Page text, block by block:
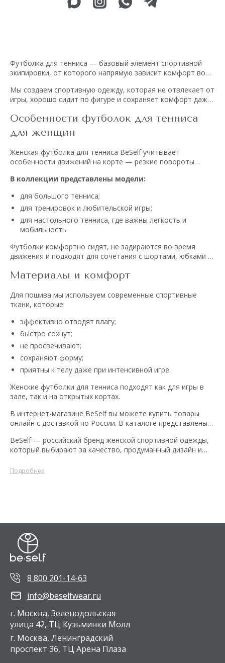
Футболка для тенниса — базовый элемент спортивной
экипировки, от которого напрямую зависит комфорт во
модели, разработанные для активных тренировок, матчей
и продолжительных игровых сессий.
Мы создаем спортивную одежду, которая не отвлекает от
игры, хорошо сидит по фигуре и сохраняет комфорт даже
Особенности футболок для тенниса
для женщин
Женская футболка для тенниса BeSelf учитывает
особенности движений на корте — резкие повороты
крой обеспечивает свободу движений, а легкие
В коллекции представлены модели:
для большого тенниса;
для тренировок и любительской игры;
для настольного тенниса, где важны легкость и
мобильность.
Футболки комфортно сидят, не задираются во время
движения и подходят для сочетания с шортами, юбками и
Материалы и комфорт
Для пошива мы используем современные спортивные
ткани, которые:
эффективно отводят влагу;
быстро сохнут;
не просвечивают;
сохраняют форму;
приятны к телу даже при интенсивной игре.
Женские футболки для тенниса подходят как для игры в
зале, так и на открытых кортах.
В интернет-магазине BeSelf вы можете купить товары
онлайн с доставкой по России. В каталоге представлены
3XL.
BeSelf — российский бренд женской спортивной одежды,
который выбирают за качество, продуманный дизайн и
Подробнее
8 800 201-14-63
info@beselfwear.ru
г. Москва, Зеленодольская
улица 42, ТЦ Кузьминки Молл
г. Москва, Ленинградский
проспект 36, ТЦ Арена Плаза